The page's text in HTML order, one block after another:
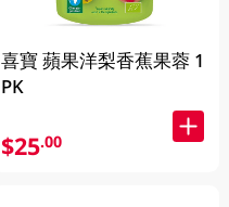
喜寶 蘋果洋梨香蕉果蓉 1
PK
$25.00